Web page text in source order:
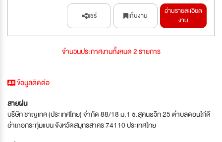
แชร์ เก็บงาน
อ่านรายละเอียด
งาน
จำนวนประกาศงานทั้งหมด 2 รายการ
ข้อมูลติดต่อ
สายฝน
บริษัท ชาญเทค (ประเทศไทย) จำกัด 88/18 ม.1 ซ.สุคนธวิท 25 ตำบลดอนไก่ดี
อำเภอกระทุ่มแบน จังหวัดสมุทรสาคร 74110 ประเทศไทย